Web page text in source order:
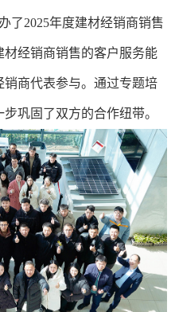
了2025年度建材经销商销售
材经销商销售的客户服务能
商代表参与。通过专题培
巩固了双方的合作纽带。